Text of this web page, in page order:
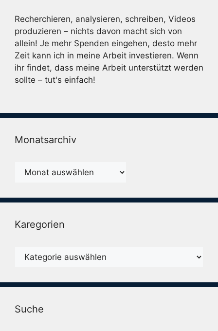
Recherchieren, analysieren, schreiben, Videos
produzieren – nichts davon macht sich von
allein! Je mehr Spenden eingehen, desto mehr
Zeit kann ich in meine Arbeit investieren. Wenn
ihr findet, dass meine Arbeit unterstützt werden
sollte – tut's einfach!
Monatsarchiv
Monatsarchiv
Karegorien
Karegorien
Suche